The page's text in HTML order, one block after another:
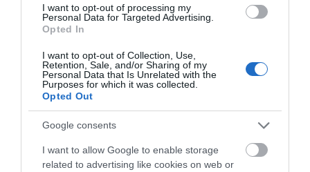
I want to opt-out of processing my
Personal Data for Targeted Advertising.
Opted In
I want to opt-out of Collection, Use,
Retention, Sale, and/or Sharing of my
Personal Data that Is Unrelated with the
Purposes for which it was collected.
Opted Out
Google consents
I want to allow Google to enable storage
related to advertising like cookies on web or
ΑΠΆΝΤΗΣΗ
ΑΦΉΣΤΕ ΈΝΑ ΣΧΌΛΙΟ
σημειώνονται με*